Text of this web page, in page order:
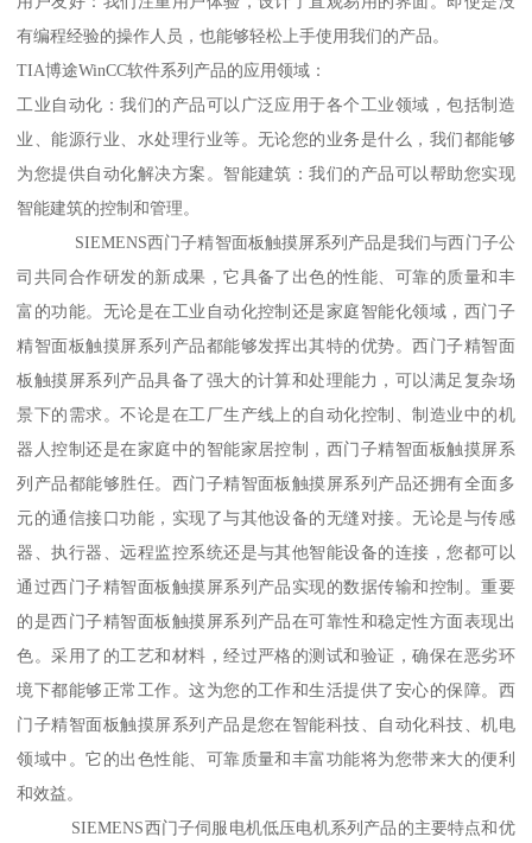
有编程经验的操作人员，也能够轻松上手使用我们的产品。
TIA博途WinCC软件系列产品的应用领域：
工业自动化：我们的产品可以广泛应用于各个工业领域，包括制造
业、能源行业、水处理行业等。无论您的业务是什么，我们都能够
为您提供自动化解决方案。智能建筑：我们的产品可以帮助您实现
智能建筑的控制和管理。
SIEMENS西门子精智面板触摸屏系列产品是我们与西门子公
司共同合作研发的新成果，它具备了出色的性能、可靠的质量和丰
富的功能。无论是在工业自动化控制还是家庭智能化领域，西门子
精智面板触摸屏系列产品都能够发挥出其特的优势。西门子精智面
板触摸屏系列产品具备了强大的计算和处理能力，可以满足复杂场
景下的需求。不论是在工厂生产线上的自动化控制、制造业中的机
器人控制还是在家庭中的智能家居控制，西门子精智面板触摸屏系
列产品都能够胜任。西门子精智面板触摸屏系列产品还拥有全面多
元的通信接口功能，实现了与其他设备的无缝对接。无论是与传感
器、执行器、远程监控系统还是与其他智能设备的连接，您都可以
通过西门子精智面板触摸屏系列产品实现的数据传输和控制。重要
的是西门子精智面板触摸屏系列产品在可靠性和稳定性方面表现出
色。采用了的工艺和材料，经过严格的测试和验证，确保在恶劣环
境下都能够正常工作。这为您的工作和生活提供了安心的保障。西
门子精智面板触摸屏系列产品是您在智能科技、自动化科技、机电
领域中。它的出色性能、可靠质量和丰富功能将为您带来大的便利
和效益。
SIEMENS西门子伺服电机低压电机系列产品的主要特点和优